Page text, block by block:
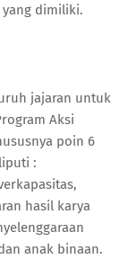
dimiliki.
jajaran untuk
Aksi
poin 6
:
hasil karya
anak binaan.